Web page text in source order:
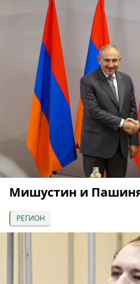
Мишустин и
РЕГИОН